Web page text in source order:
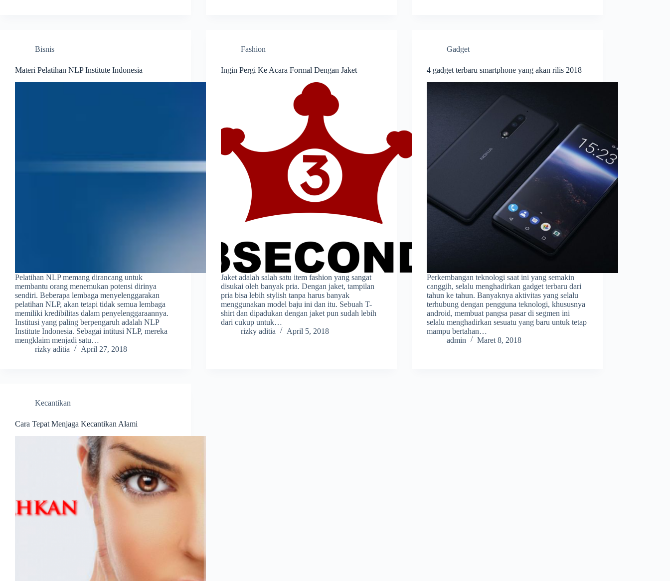
Bisnis
Materi Pelatihan NLP Institute Indonesia
Pelatihan NLP memang dirancang untuk
membantu orang menemukan potensi dirinya
sendiri. Beberapa lembaga menyelenggarakan
pelatihan NLP, akan tetapi tidak semua lembaga
memiliki kredibilitas dalam penyelenggaraannya.
Institusi yang paling berpengaruh adalah NLP
Institute Indonesia. Sebagai intitusi NLP, mereka
mengklaim menjadi satu…
rizky aditia
April 27, 2018
Fashion
Ingin Pergi Ke Acara Formal Dengan Jaket
Jaket adalah salah satu item fashion yang sangat
disukai oleh banyak pria. Dengan jaket, tampilan
pria bisa lebih stylish tanpa harus banyak
menggunakan model baju ini dan itu. Sebuah T-
shirt dan dipadukan dengan jaket pun sudah lebih
dari cukup untuk…
rizky aditia
April 5, 2018
Gadget
4 gadget terbaru smartphone yang akan rilis 2018
Perkembangan teknologi saat ini yang semakin
canggih, selalu menghadirkan gadget terbaru dari
tahun ke tahun. Banyaknya aktivitas yang selalu
terhubung dengan pengguna teknologi, khususnya
android, membuat pangsa pasar di segmen ini
selalu menghadirkan sesuatu yang baru untuk tetap
mampu bertahan…
admin
Maret 8, 2018
Kecantikan
Cara Tepat Menjaga Kecantikan Alami